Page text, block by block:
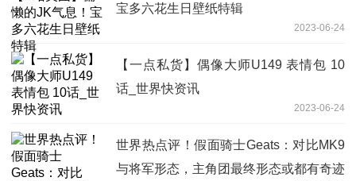
宝多六花生日壁纸特辑
2023-06-24
【一点私货】偶像大师U149 表情包 10
话_世界快资讯
2023-06-24
世界热点评！假面骑士Geats：对比MK9
与将军形态，主角团最终形态或都有奇迹